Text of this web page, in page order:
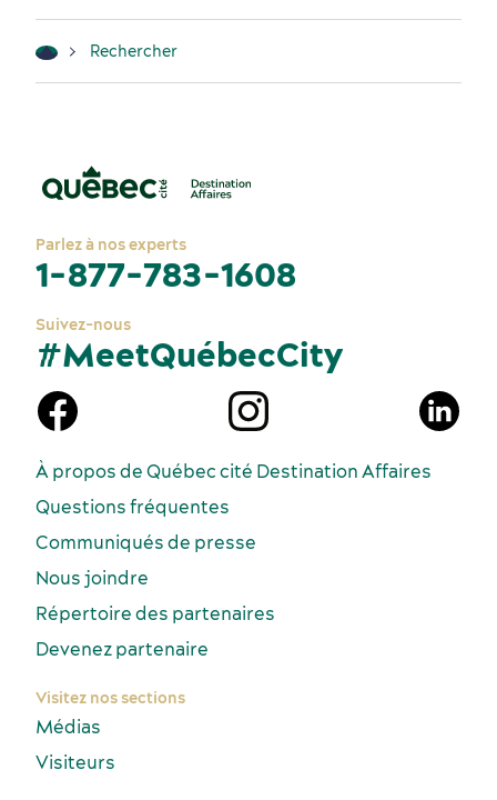
Lieux de réception
Activités et expériences
Services et outils
Dernières nouvelles
Rechercher
Parlez à nos experts
1-877-783-1608
Suivez-nous
#MeetQuébecCity
À propos de Québec cité Destination Affaires
Questions fréquentes
Communiqués de presse
Nous joindre
Répertoire des partenaires
Devenez partenaire
Visitez nos sections
Médias
Visiteurs